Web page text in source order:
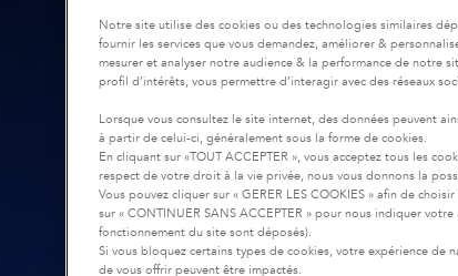
Notre site utilise des cookies ou des technologies similaires
fournir les services que vous demandez, améliorer &
mesurer et analyser notre audience & la performance de notre
profil d’intérêts, vous permettre d’interagir avec des réseaux
Lorsque vous consultez le site internet, des données peuvent
à partir de celui-ci, généralement sous la forme de cookies.
En cliquant sur «TOUT ACCEPTER », vous acceptez tous les
respect de votre droit à la vie privée, nous vous donnons la
Vous pouvez cliquer sur « GERER LES COOKIES » afin de
sur « CONTINUER SANS ACCEPTER » pour nous indiquer
fonctionnement du site sont déposés).
Si vous bloquez certains types de cookies, votre expérience de
de vous offrir peuvent être impactés.